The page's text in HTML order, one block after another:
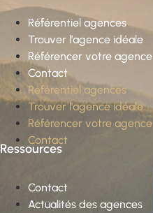
Référentiel agences
Trouver l’agence idéale
Référencer votre agence
Contact
Référentiel agences
Trouver l’agence idéale
Référencer votre agence
Contact
Ressources
Contact
Actualités des agences